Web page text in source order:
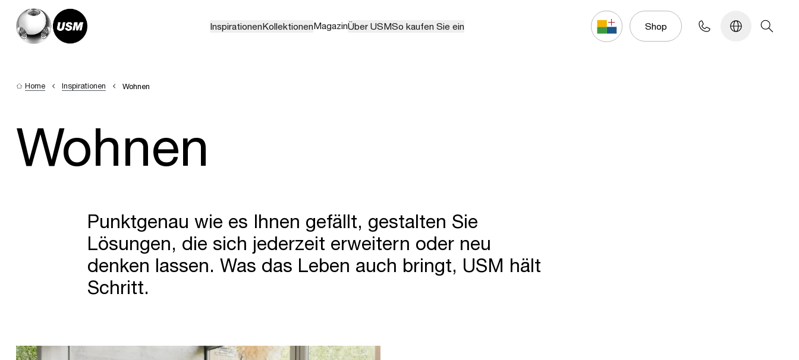
InspirationenKollektionenMagazinÜber USMSo kaufen Sie ein Konfigurator Shop
Home Inspirationen Wohnen
Wohnen
Punktgenau wie es Ihnen gefällt, gestalten Sie
Lösungen, die sich jederzeit erweitern oder neu
denken lassen. Was das Leben auch bringt, USM hält
Schritt.